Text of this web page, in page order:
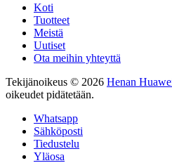
Koti
Tuotteet
Meistä
Uutiset
Ota meihin yhteyttä
Tekijänoikeus © 2026 Henan
oikeudet pidätetään.
Whatsapp
Sähköposti
Tiedustelu
Yläosa